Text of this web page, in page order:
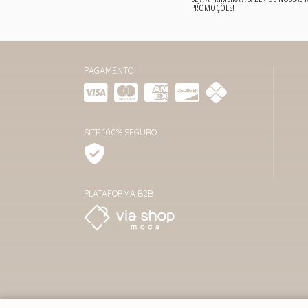
PROMOÇÕES!
PAGAMENTO
SITE 100% SEGURO
PLATAFORMA B2B